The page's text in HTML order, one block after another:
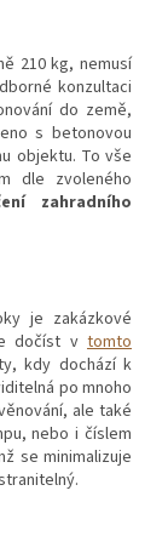
210 kg, nemusí
konzultaci
do země,
s betonovou
objektu. To vše
dle zvoleného
zahradního
je zakázkové
dočíst v tomto
kdy dochází k
po mnoho
ale také
nebo i číslem
se minimalizuje